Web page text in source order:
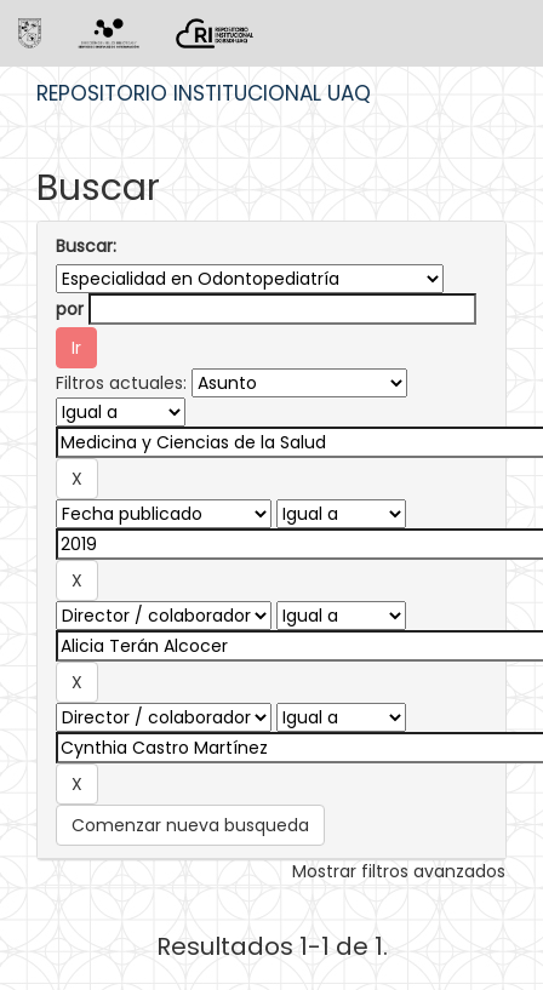
REPOSITORIO INSTITUCIONAL UAQ
Buscar
Buscar:
por
Filtros actuales:
Comenzar nueva busqueda
Mostrar filtros avanzados
Resultados 1-1 de 1.